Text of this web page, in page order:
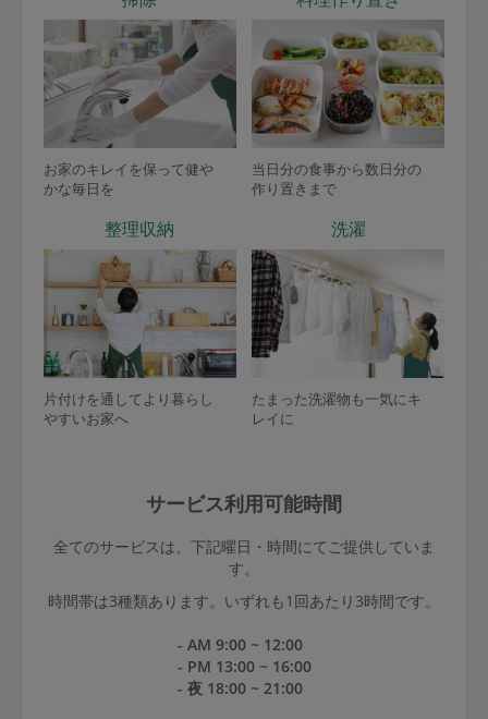
お家のキレイを保って健や
かな毎日を
当日分の食事から数日分の
作り置きまで
整理収納
片付けを通してより暮らし
やすいお家へ
洗濯
たまった洗濯物も一気にキ
レイに
サービス利用可能時間
全てのサービスは、下記曜日・時間にてご提供していま
す。
時間帯は3種類あります。いずれも1回あたり3時間です。
- AM 9:00 ~ 12:00
- PM 13:00 ~ 16:00
- 夜 18:00 ~ 21:00